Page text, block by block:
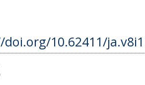
10.62411/